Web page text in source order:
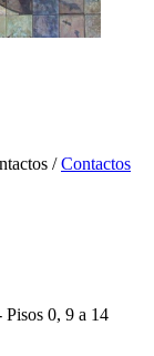
/Contactos
0, 9 a 14